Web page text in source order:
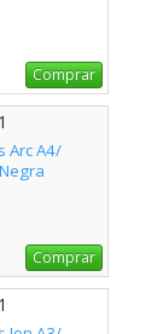
Comprar
Arc A4/
Comprar